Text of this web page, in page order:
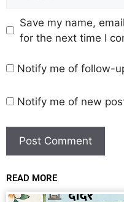
Save my name,
for the next time I
Notify me of follow-
Notify me of new
READ MORE